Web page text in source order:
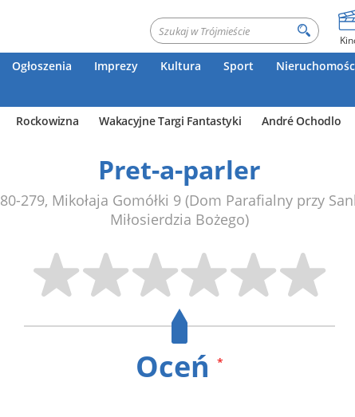
Ogłoszenia Imprezy Kultura Sport
Rockowizna Wakacyjne Targi Fantastyki André Ochodlo
Pret-a-parler
80-279, Mikołaja Gomółki 9 (Dom Parafialny przy
Miłosierdzia Bożego)
Oceń *